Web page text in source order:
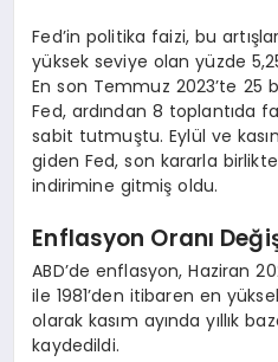
Fed’in politika faizi, bu
yüksek seviye olan yüzde
En son Temmuz 2023’te 25
Fed, ardından 8 toplantıda
sabit tutmuştu. Eylül ve
giden Fed, son kararla
indirimine gitmiş oldu.
Enflasyon Oranı
ABD’de enflasyon, Haziran
ile 1981’den itibaren en
olarak kasım ayında yıllık
kaydedildi.